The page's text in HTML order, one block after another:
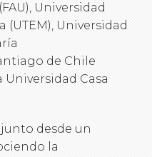
Universidad
Universidad
de Chile
Universidad Casa
desde un
la